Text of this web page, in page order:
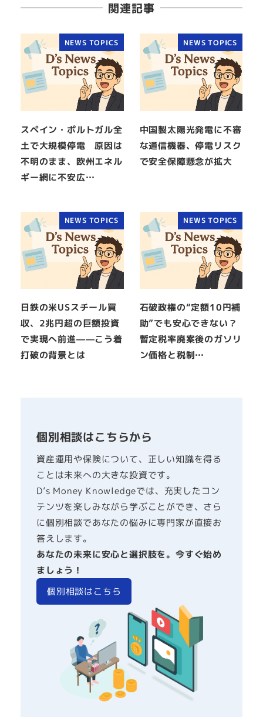
関連記事
NEWS TOPICS
スペイン・ポルトガル全
土で大規模停電 原因は
不明のまま、欧州エネル
ギー網に不安広…
NEWS TOPICS
中国製太陽光発電に不審
な通信機器、停電リスク
で安全保障懸念が拡大
NEWS TOPICS
日鉄の米USスチール買
収、2兆円超の巨額投資
で実現へ前進——こう着
打破の背景とは
NEWS TOPICS
石破政権の“定額10円補
助”でも安心できない？
暫定税率廃案後のガソリ
ン価格と税制…
個別相談はこちらから
資産運用や保険について、正しい知識を得る
ことは未来への大きな投資です。
D’s Money Knowledgeでは、充実したコン
テンツを楽しみながら学ぶことができ、さら
に個別相談であなたの悩みに専門家が直接お
答えします。
あなたの未来に安心と選択肢を。今すぐ始め
ましょう！
個別相談はこちら